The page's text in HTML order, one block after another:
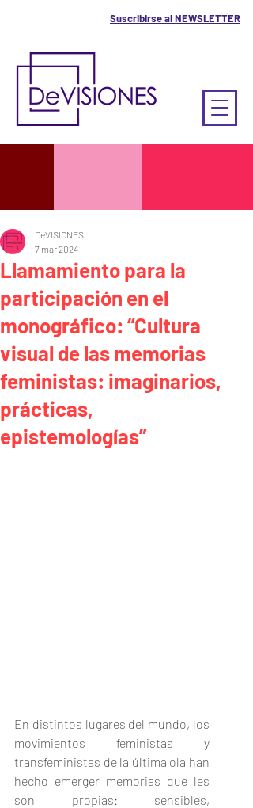
Suscribirse al NEWSLETTER
Llamamiento para la
participación en el
monográfico: “Cultura
visual de las memorias
feministas: imaginarios,
prácticas,
epistemologías”
DeVISIONES
7 mar 2024
En distintos lugares del mundo, los
movimientos feministas y
transfeministas de la última ola han
hecho emerger memorias que les
son propias: sensibles,